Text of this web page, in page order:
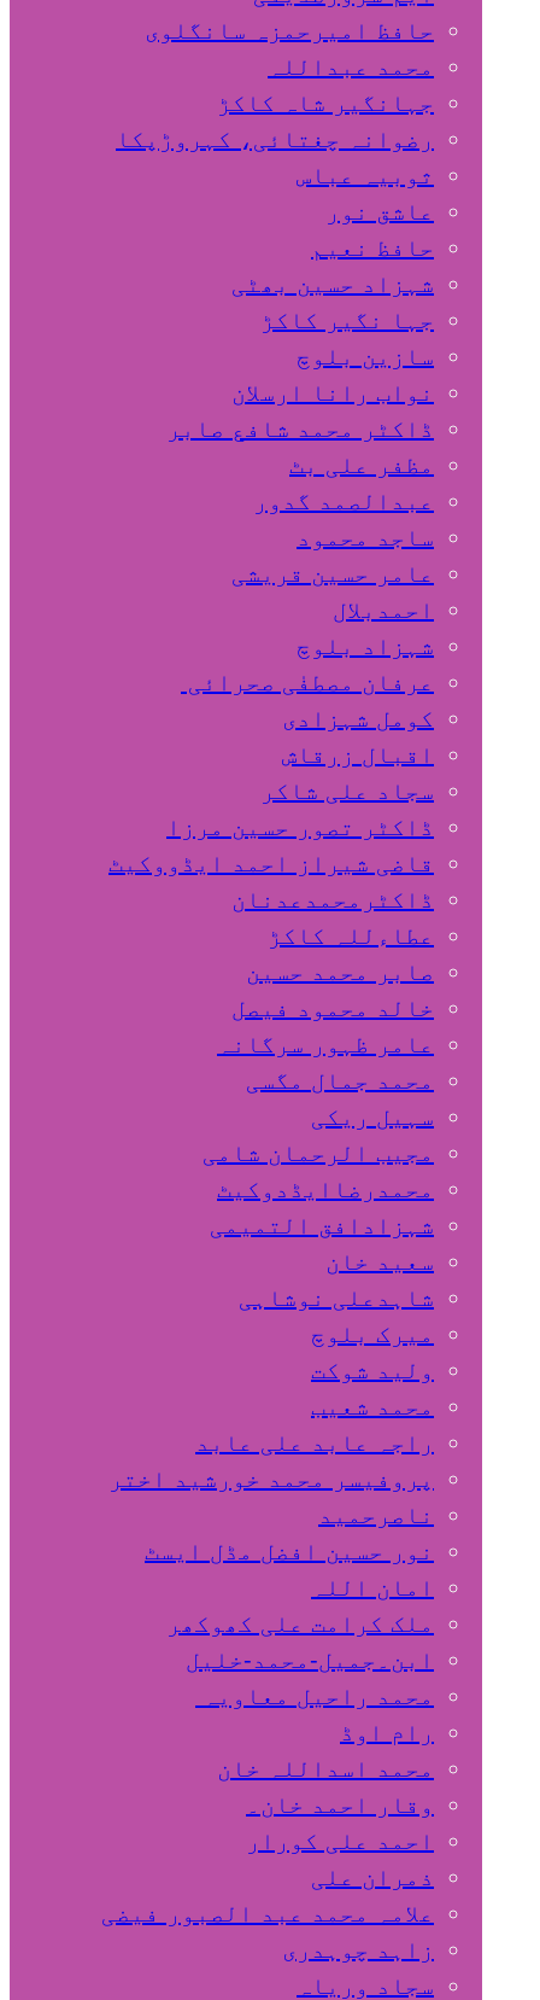
حافظ امیرحمزہ سانگلوی
محمد عبداللہ
جہانگیر شاہ کاکڑ
رضوانہ چغتائی، کہروڑپکا
ثوبیہ عباس
عاشق نور
حافظ نعیم
شہزاد حسین بھٹی
جہا نگیر کاکڑ
سازین بلوچ
نواب رانا ارسلان
ڈاکٹر محمد شافع صابر
مظفر علی بٹ
عبدالصمد گدور
ساجد محمود
عامر حسین قریشی
اﺣﻤﺪﺑﻼل
شہزاد بلوچ
عرفان مصطفٰی صحرائی
کومل شہزادی
اقبال زرقاش
سجاد علی شاکر
ڈاکٹر تصور حسین مرزا
قاضی شیراز احمد ایڈووکیٹ
ڈاکٹرمحمدعدنان
عطاءللہ کاکڑ
صابر محمد حسین
خالد محمود فیصل
عامر ظہور سرگانہ
محمد جمال مگسی
سہیل ريكی
مجیب الرحمان شامی
محمدرضاایڈدوکیٹ
شہزادافق التمیمی
سعید خان
شاہدعلی نوشاہی
میرک بلوچ
ولید شوکت
محمد شعیب
راجہ عابد علی عابد
پروفیسر محمد خورشید اختر
ناصرحمید
نور حسین افضل مڈل ایسٹ
امان اللہ
ملک کرامت علی کھوکھر
ابن۔جمیل-محمد-خلیل
محمد راحیل معاویہ
رام اوڈ
محمد اسداللہ خان
وقار احمد خان۔
احمد علی کورار
ذمران علی
علامہ محمد عبد الصبور فیضی
زاہد چوہدری
سجاد وریاہ